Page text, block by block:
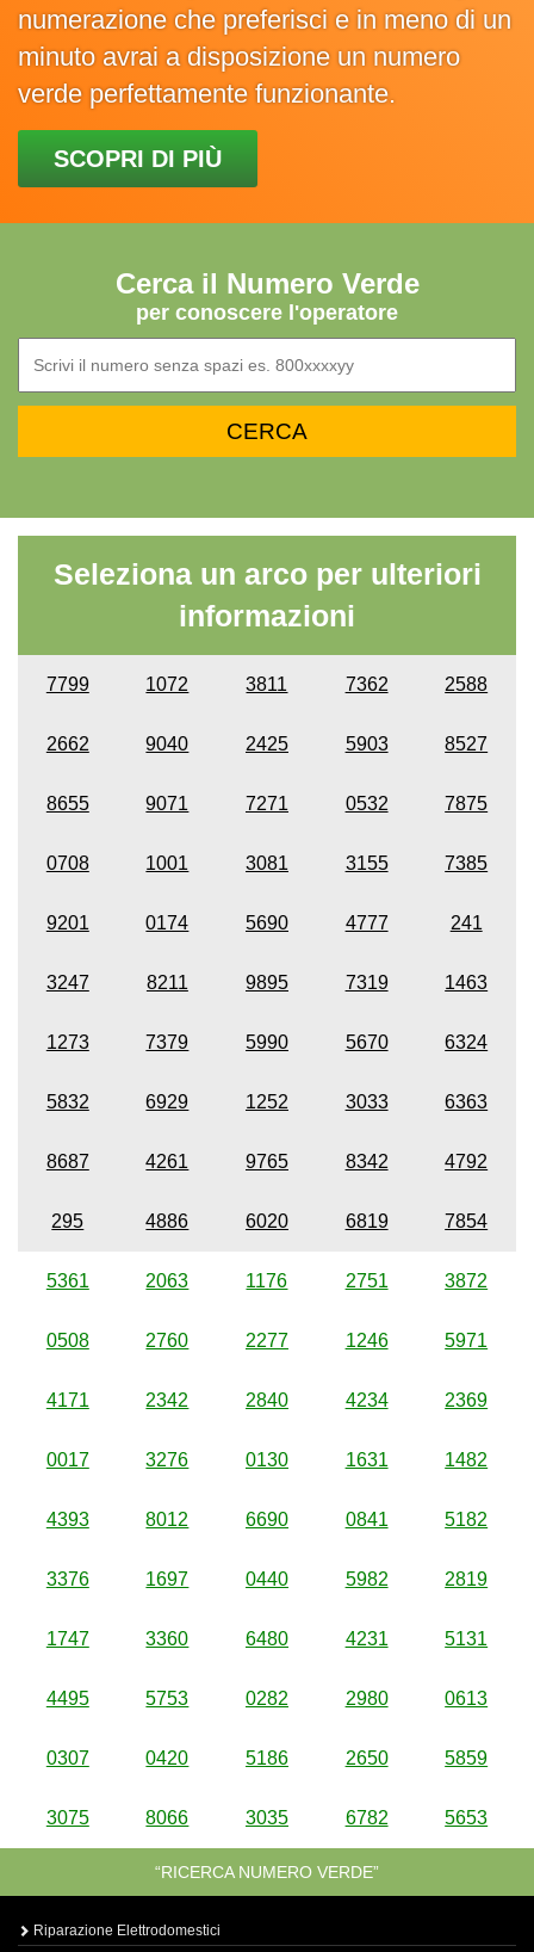
numerazione che preferisci e in meno di un
minuto avrai a disposizione un numero
verde perfettamente funzionante.
SCOPRI DI PIÙ
Cerca il Numero Verde
per conoscere l'operatore
Seleziona un arco per ulteriori
informazioni
7799 1072 3811 7362 2588
2662 9040 2425 5903 8527
8655 9071 7271 0532 7875
0708 1001 3081 3155 7385
9201 0174 5690 4777 241
3247 8211 9895 7319 1463
1273 7379 5990 5670 6324
5832 6929 1252 3033 6363
8687 4261 9765 8342 4792
295 4886 6020 6819 7854
5361 2063 1176 2751 3872
0508 2760 2277 1246 5971
4171 2342 2840 4234 2369
0017 3276 0130 1631 1482
4393 8012 6690 0841 5182
3376 1697 0440 5982 2819
1747 3360 6480 4231 5131
4495 5753 0282 2980 0613
0307 0420 5186 2650 5859
3075 8066 3035 6782 5653
“RICERCA NUMERO VERDE”
Riparazione Elettrodomestici